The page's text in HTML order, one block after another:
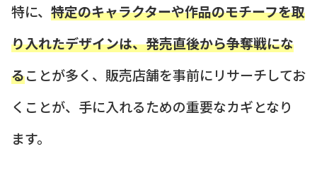
特に、 特定のキャラクターや作品のモチーフを取
り入れたデザインは、発売直後から争奪戦にな
ることが多く、販売店舗を事前にリサーチしてお
くことが、手に入れるための重要なカギとなり
ます。